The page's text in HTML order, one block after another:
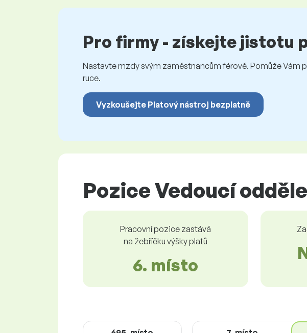
Pro firmy - získejte jistotu
Nastavte mzdy svým zaměstnancům férově. Pomůže Vám
ruce.
Vyzkoušejte Platový nástroj bezplatně
Pozice Vedoucí
Pracovní pozice zastává
na žebříčku výšky platů
6. místo